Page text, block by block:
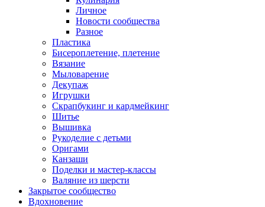
Личное
Новости сообщества
Разное
Пластика
Бисероплетение, плетение
Вязание
Мыловарение
Декупаж
Игрушки
Скрапбукинг и кардмейкинг
Шитье
Вышивка
Рукоделие с детьми
Оригами
Канзаши
Поделки и мастер-классы
Валяние из шерсти
Закрытое сообщество
Вдохновение